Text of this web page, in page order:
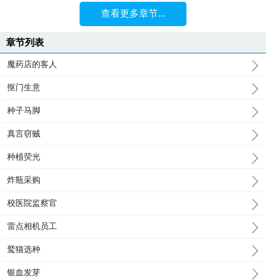
查看更多章节...
章节列表
魔药店的客人
抠门生意
种子马脚
真言窃贼
种植荧光
炸瓶采购
校医院监察官
雷点相机员工
鹫猫选种
银血发芽